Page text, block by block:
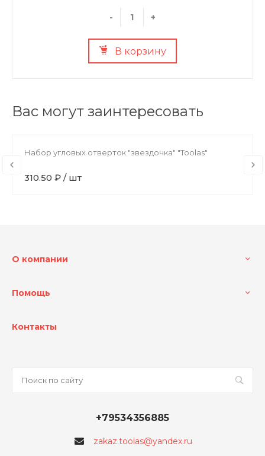
- +
В корзину
Вас могут заинтересовать
Набор угловых отверток "звездочка" "Toolas"
310.50 ₽ / шт
О компании
Помощь
Контакты
+79534356885
zakaz.toolas@yandex.ru